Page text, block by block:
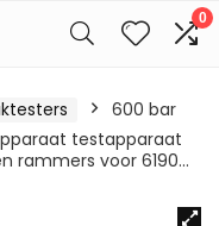
0
600 bar
testapparaat
rammers voor 6190…